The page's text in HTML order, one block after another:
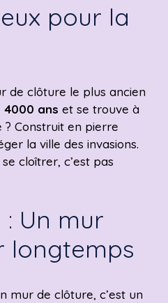
pour la
de clôture le plus ancien
4000 ans et se trouve à
? Construit en pierre
la ville des invasions.
cloîtrer, c’est pas
: Un mur
longtemps
mur de clôture, c’est un